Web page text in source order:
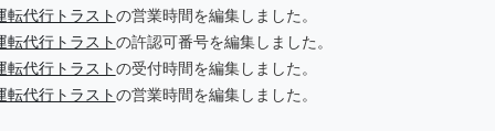
転代行トラストの営業時間を編集しました。
転代行トラストの許認可番号を編集しました。
転代行トラストの受付時間を編集しました。
転代行トラストの営業時間を編集しました。